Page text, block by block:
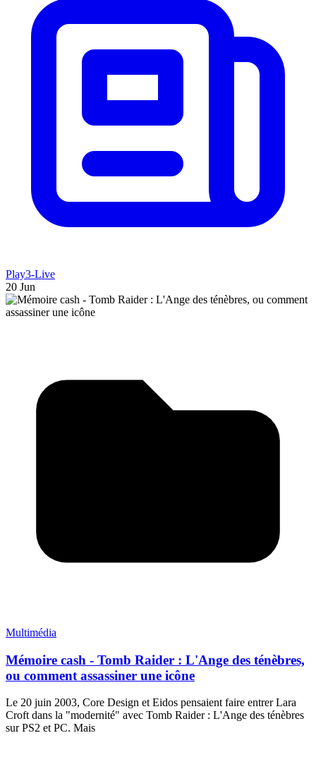
Play3-Live
20 Jun
Multimédia
Mémoire cash - Tomb Raider : L'Ange des ténèbres,
ou comment assassiner une icône
Le 20 juin 2003, Core Design et Eidos pensaient faire entrer Lara
Croft dans la "modernité" avec Tomb Raider : L'Ange des ténèbres
sur PS2 et PC. Mais